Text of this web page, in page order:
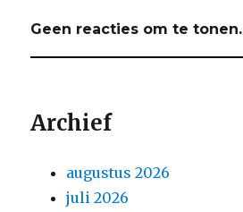
Geen reacties om te tonen.
Archief
augustus 2026
juli 2026